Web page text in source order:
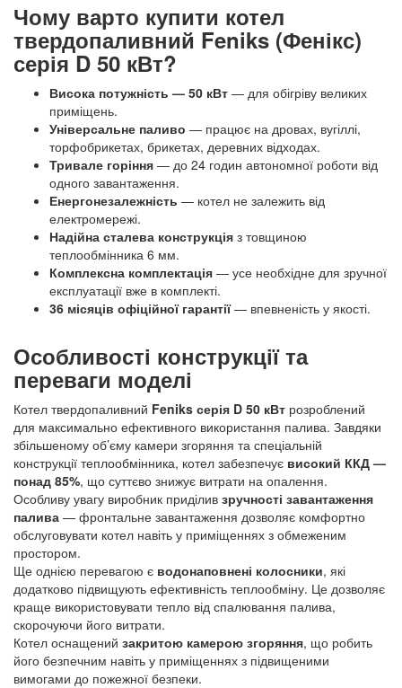
Чому варто купити котел
твердопаливний Feniks (Фенікс)
серія D 50 кВт?
Висока потужність — 50 кВт — для обігріву великих
приміщень.
Універсальне паливо — працює на дровах, вугіллі,
торфобрикетах, брикетах, деревних відходах.
Тривале горіння — до 24 годин автономної роботи від
одного завантаження.
Енергонезалежність — котел не залежить від
електромережі.
Надійна сталева конструкція з товщиною
теплообмінника 6 мм.
Комплексна комплектація — усе необхідне для зручної
експлуатації вже в комплекті.
36 місяців офіційної гарантії— впевненість у якості.
Особливості конструкції та
переваги моделі
Котел твердопаливний Feniks серія D 50 кВт розроблений
для максимально ефективного використання палива. Завдяки
збільшеному об’єму камери згоряння та спеціальній
конструкції теплообмінника, котел забезпечує високий ККД —
понад 85%, що суттєво знижує витрати на опалення.
Особливу увагу виробник приділив зручності завантаження
палива — фронтальне завантаження дозволяє комфортно
обслуговувати котел навіть у приміщеннях з обмеженим
простором.
Ще однією перевагою є водонаповнені колосники, які
додатково підвищують ефективність теплообміну. Це дозволяє
краще використовувати тепло від спалювання палива,
скорочуючи його витрати.
Котел оснащений закритою камерою згоряння, що робить
його безпечним навіть у приміщеннях з підвищеними
вимогами до пожежної безпеки.